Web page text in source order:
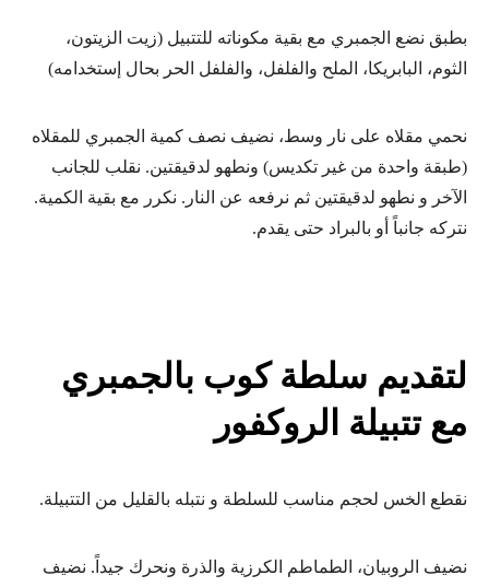
بطبق نضع الجمبري مع بقية مكوناته للتتبيل (زيت الزيتون،
الثوم، البابريكا، الملح والفلفل، والفلفل الحر بحال إستخدامه)
نحمي مقلاه على نار وسط، نضيف نصف كمية الجمبري للمقلاه
(طبقة واحدة من غير تكديس) ونطهو لدقيقتين. نقلب للجانب
الآخر و نطهو لدقيقتين ثم نرفعه عن النار. نكرر مع بقية الكمية.
نتركه جانباً أو بالبراد حتى يقدم.
لتقديم سلطة كوب بالجمبري
مع تتبيلة الروكفور
نقطع الخس لحجم مناسب للسلطة و نتبله بالقليل من التتبيلة.
نضيف الروبيان، الطماطم الكرزية والذرة ونحرك جيداً. نضيف